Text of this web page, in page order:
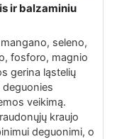
ir balzaminiu
seleno,
fosforo, magnio
gerina ląstelių
veikimą.
kraujo
deguonimi, o